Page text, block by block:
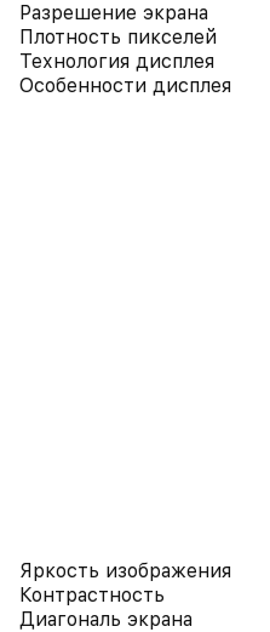
Разрешение экрана
Плотность пикселей
Технология дисплея
Особенности дисплея
Яркость изображения
Контрастность
Диагональ экрана